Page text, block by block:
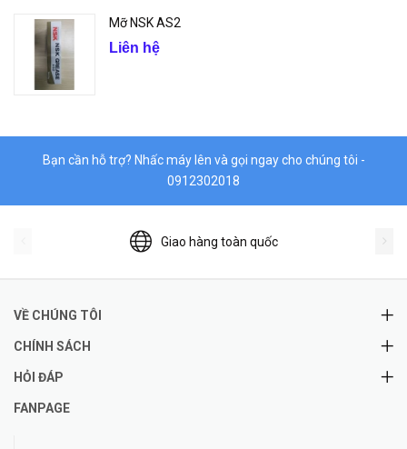
Mỡ NSK AS2
Liên hệ
Bạn cần hỗ trợ? Nhấc máy lên và gọi ngay cho chúng tôi -
0912302018
Giao hàng toàn quốc
VỀ CHÚNG TÔI
CHÍNH SÁCH
HỎI ĐÁP
FANPAGE